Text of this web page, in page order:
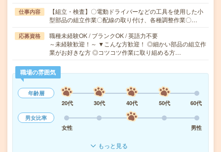
仕事内容
【組立・検査】〇電動ドライバーなどの工具を使用した小
型部品の組立作業〇配線の取り付け、各種調整作業〇…
応募資格
職種未経験OK / ブランクOK / 英語力不要
～未経験歓迎！～ ▼こんな方歓迎！ ◎細かい部品の組立作
業がお好きな方 ◎コツコツ作業に取り組める方…
職場の雰囲気
年齢層
20代
30代 40代 50代
60代
男女比率
女性
男性
もっと見る